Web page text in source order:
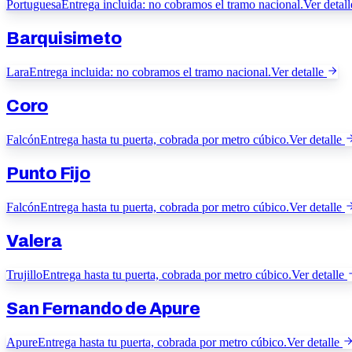
PortuguesaEntrega incluida: no cobramos el tramo nacional.Ver
Barquisimeto
LaraEntrega incluida: no cobramos el tramo nacional.Ver detalle
Coro
FalcónEntrega hasta tu puerta, cobrada por metro cúbico.Ver detalle
Punto Fijo
FalcónEntrega hasta tu puerta, cobrada por metro cúbico.Ver detalle
Valera
TrujilloEntrega hasta tu puerta, cobrada por metro cúbico.Ver detalle
San Fernando de Apure
ApureEntrega hasta tu puerta, cobrada por metro cúbico.Ver detalle